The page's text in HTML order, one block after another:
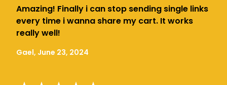
Amazing! Finally i can stop sending single links
every time i wanna share my cart. It works
really well!
Gael, June 23, 2024